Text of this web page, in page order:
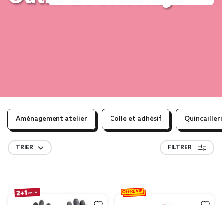
Aménagement atelier Colle et adhésif
TRIER FILTRER
OFFRE VIP